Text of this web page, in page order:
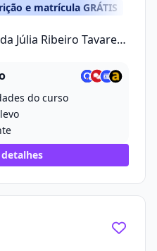
e matrícula GRÁTIS
Júlia Ribeiro Tavares,
do curso